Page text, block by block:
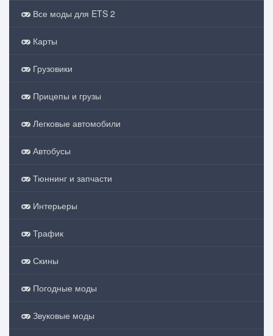
Все моды для ETS 2
Карты
Грузовики
Прицепы и грузы
Легковые автомобили
Автобусы
Тюннинг и запчасти
Интерьеры
Трафик
Скины
Погодные моды
Звуковые моды